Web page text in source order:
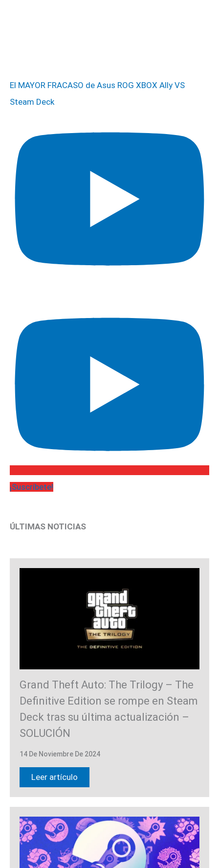
El MAYOR FRACASO de Asus ROG XBOX Ally VS
Steam Deck
¡Suscríbete!
ÚLTIMAS NOTICIAS
Grand Theft Auto: The Trilogy – The
Definitive Edition se rompe en Steam
Deck tras su última actualización –
SOLUCIÓN
14 De Noviembre De 2024
Leer artículo